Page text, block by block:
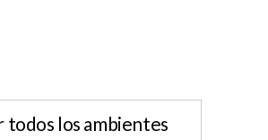
todos los ambientes